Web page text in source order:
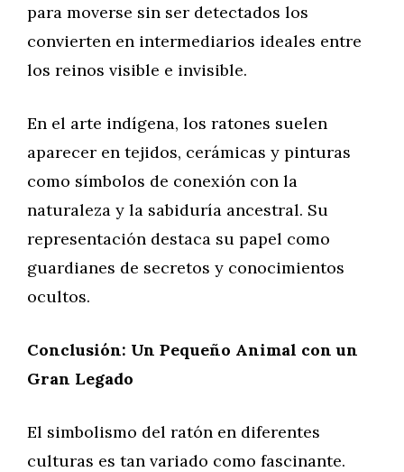
para moverse sin ser detectados los
convierten en intermediarios ideales entre
los reinos visible e invisible.
En el arte indígena, los ratones suelen
aparecer en tejidos, cerámicas y pinturas
como símbolos de conexión con la
naturaleza y la sabiduría ancestral. Su
representación destaca su papel como
guardianes de secretos y conocimientos
ocultos.
Conclusión: Un Pequeño Animal con un
Gran Legado
El simbolismo del ratón en diferentes
culturas es tan variado como fascinante.